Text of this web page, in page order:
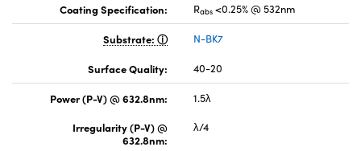
Coating Specification:
Rabs <0.25% @ 532nm
Substrate: N-BK7
Surface Quality: 40-20
Power (P-V) @ 632.8nm:
1.5λ
Irregularity (P-V) @
632.8nm:
λ/4